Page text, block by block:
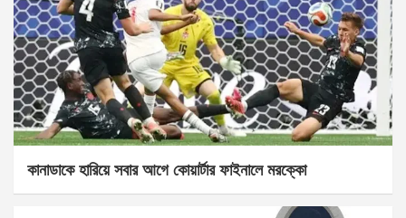
কানাডাকে হারিয়ে সবার আগে কোয়ার্টার ফাইনালে মরক্কো